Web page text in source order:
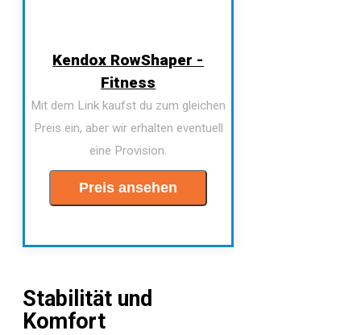
Kendox RowShaper -
Fitness
Mit dem Link kaufst du zum gleichen
Preis ein, aber wir erhalten eventuell
eine Provision.
Preis ansehen
Stabilität und
Komfort